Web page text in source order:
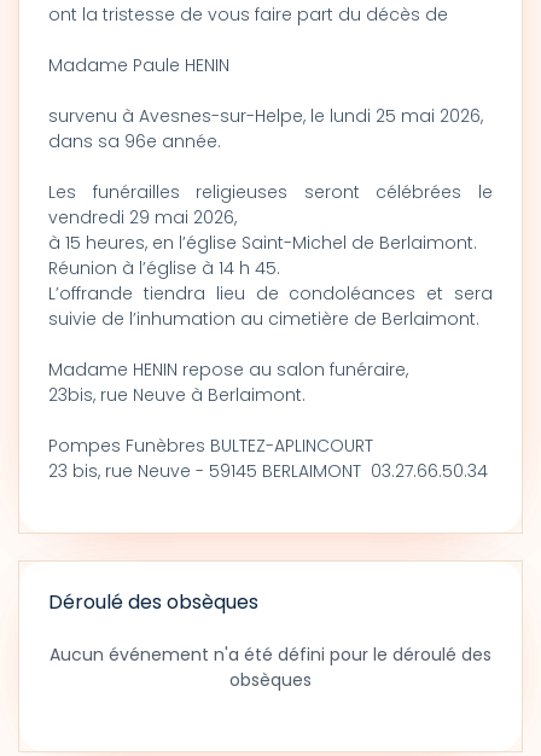
ont la tristesse de vous faire part du décès de
Madame Paule HENIN
survenu à Avesnes-sur-Helpe, le lundi 25 mai 2026,
dans sa 96e année.
Les funérailles religieuses seront célébrées le
vendredi 29 mai 2026,
à 15 heures, en l’église Saint-Michel de Berlaimont.
Réunion à l’église à 14 h 45.
L’offrande tiendra lieu de condoléances et sera
suivie de l’inhumation au cimetière de Berlaimont.
Madame HENIN repose au salon funéraire,
23bis, rue Neuve à Berlaimont.
Pompes Funèbres BULTEZ-APLINCOURT
23 bis, rue Neuve - 59145 BERLAIMONT 03.27.66.50.34
Déroulé des obsèques
Aucun événement n'a été défini pour le déroulé des
obsèques